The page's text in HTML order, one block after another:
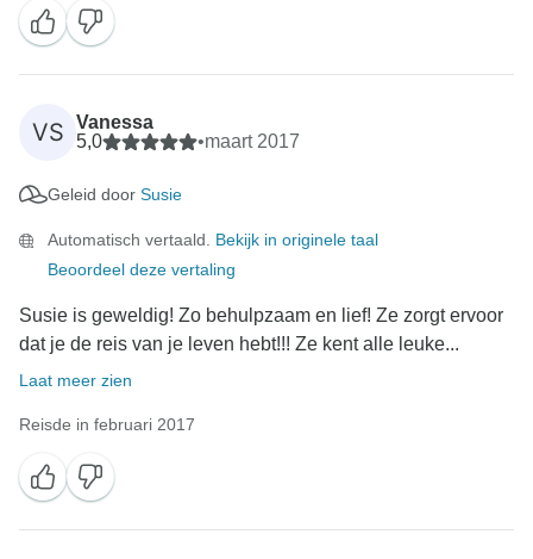
VS
Vanessa
5,0
•maart 2017
Geleid door Susie
Automatisch vertaald. Bekijk in originele taal
Beoordeel deze vertaling
Susie is geweldig! Zo behulpzaam en lief! Ze zorgt ervoor
dat je de reis van je leven hebt!!! Ze kent alle leuke...
Laat meer zien
Reisde in februari 2017